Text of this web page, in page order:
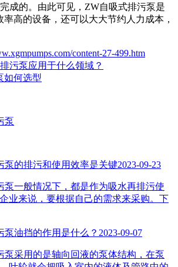
成的。由此可见，ZW自吸式排污泵是
高的设备，还可以大大节约人力成本，
content-27-499.htm
污泵应用于什么领域？
如何选型
泵
泵的排污和使用效率是关键2023-09-23
泵一般情况下，都是作为吸水再排污使
业来说，要根据自己的需求来采购。下
泵油挡的作用是什么？ 2023-09-07
泵采用的是轴向回液的泵体结构，在泵